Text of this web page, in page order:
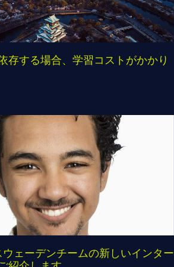
存する場合、学習コストがかかり
ェーデンチームの新しいインター